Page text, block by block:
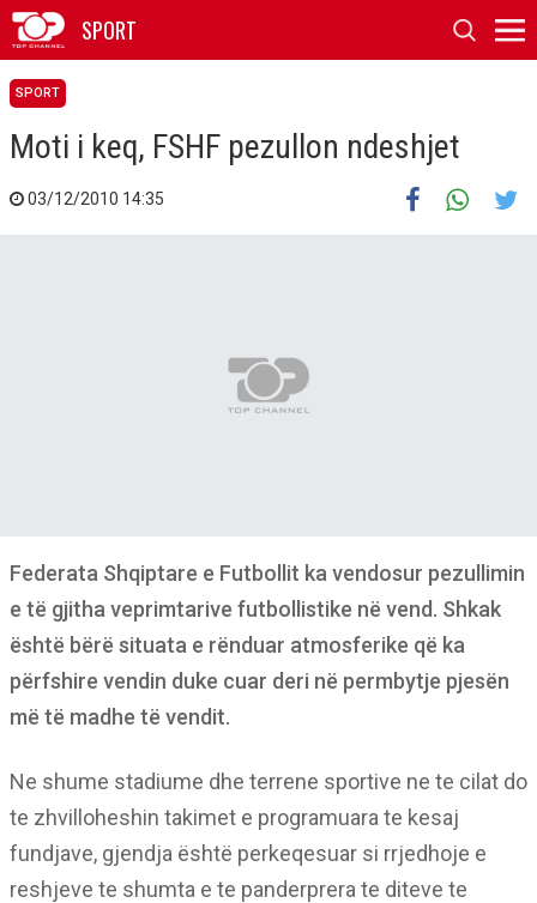
SPORT
SPORT
Moti i keq, FSHF pezullon ndeshjet
03/12/2010 14:35
Federata Shqiptare e Futbollit ka vendosur pezullimin
e të gjitha veprimtarive futbollistike në vend. Shkak
është bërë situata e rënduar atmosferike që ka
përfshire vendin duke cuar deri në permbytje pjesën
më të madhe të vendit.
Ne shume stadiume dhe terrene sportive ne te cilat do
te zhvilloheshin takimet e programuara te kesaj
fundjave, gjendja është perkeqesuar si rrjedhoje e
reshjeve te shumta e te panderprera te diteve te